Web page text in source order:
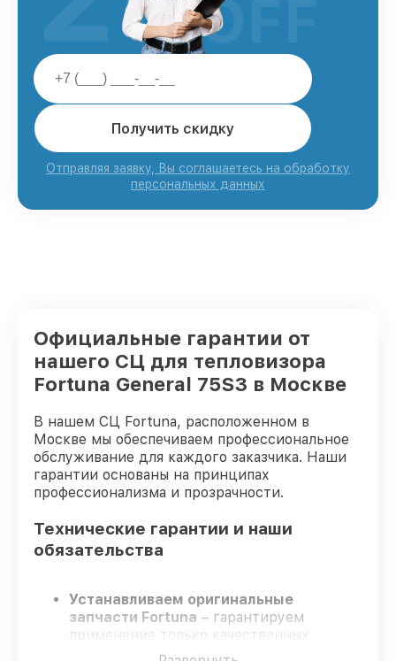
Получить скидку
Отправляя заявку, Вы соглашаетесь на обработку
персональных данных
OFF
Официальные гарантии от
нашего СЦ для тепловизора
Fortuna General 75S3 в Москве
В нашем СЦ Fortuna, расположенном в
Москве мы обеспечиваем профессиональное
обслуживание для каждого заказчика. Наши
гарантии основаны на принципах
профессионализма и прозрачности.
Технические гарантии и наши
обязательства
Устанавливаем оригинальные
запчасти Fortuna – гарантируем
применение только качественных
комплектующих.